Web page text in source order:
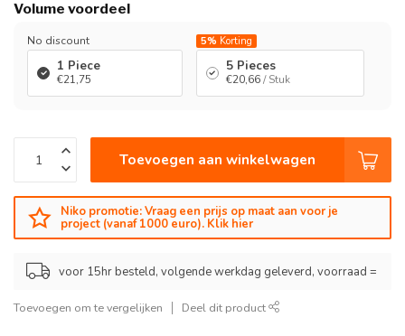
Volume voordeel
No discount
1 Piece
€21,75
5% Korting
5 Pieces
€20,66 / Stuk
Toevoegen aan winkelwagen
Niko promotie: Vraag een prijs op maat aan voor je
project (vanaf 1000 euro). Klik hier
voor 15hr besteld, volgende werkdag geleverd, voorraad =
Toevoegen om te vergelijken Deel dit product